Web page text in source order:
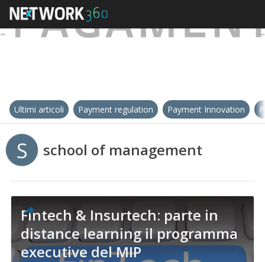
Ultimi articoli Payment regulation Payment Innovation
S school of management
Fintech & Insurtech: parte in
distance learning il programma
executive del MIP